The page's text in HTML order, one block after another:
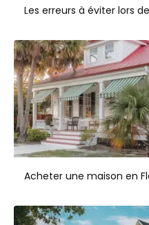
Les erreurs à éviter lors
Acheter une maison en